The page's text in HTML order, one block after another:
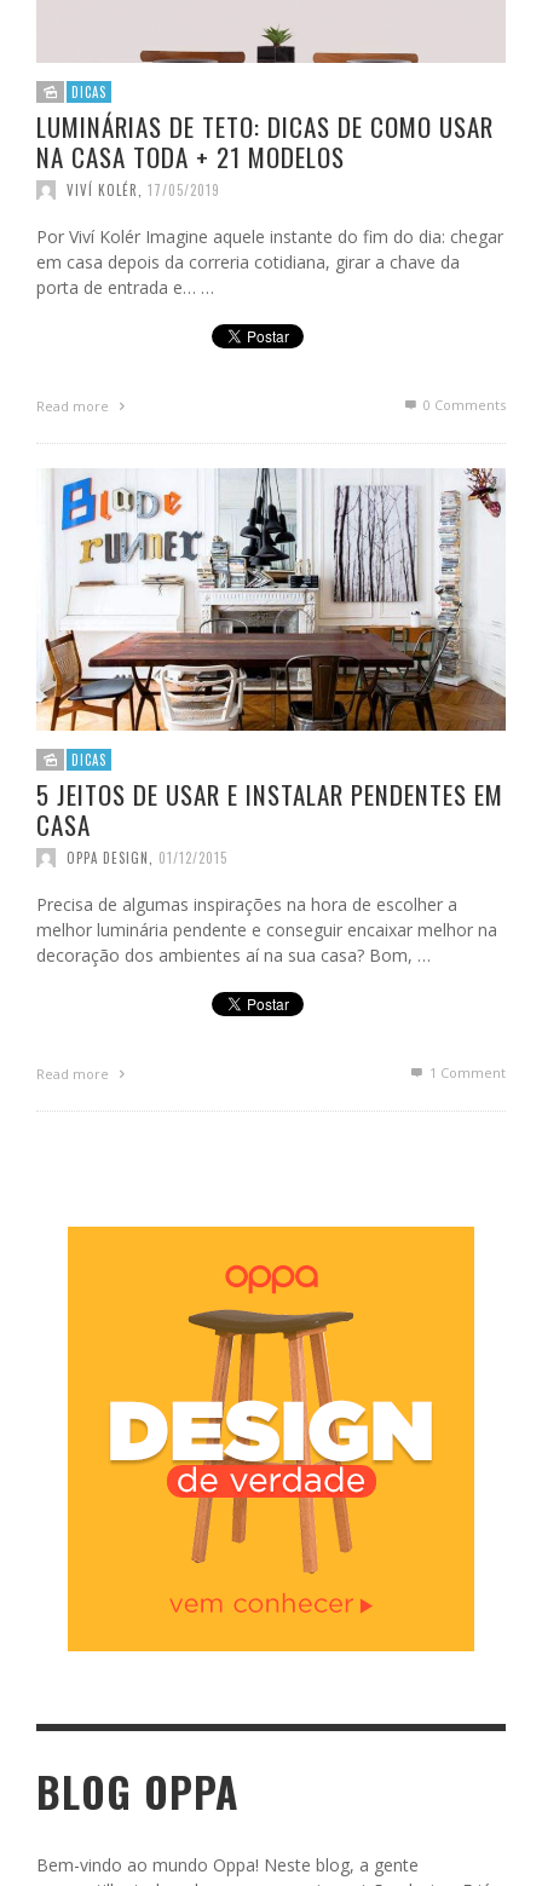
DICAS
LUMINÁRIAS DE TETO: DICAS DE COMO USAR
NA CASA TODA + 21 MODELOS
VIVÍ KOLÉR 17/05/2019
Por Viví Kolér Imagine aquele instante do fim do dia: chegar
em casa depois da correria cotidiana, girar a chave da
porta de entrada e… …
Read more 0 Comments
DICAS
5 JEITOS DE USAR E INSTALAR PENDENTES EM
CASA
OPPA DESIGN 01/12/2015
Precisa de algumas inspirações na hora de escolher a
melhor luminária pendente e conseguir encaixar melhor na
decoração dos ambientes aí na sua casa? Bom, …
Read more 1 Comment
BLOG OPPA
Bem-vindo ao mundo Oppa! Neste blog, a gente